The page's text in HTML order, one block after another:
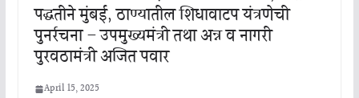
पद्धतीने मुंबई, ठाण्यातील शिधावाटप यंत्रणेची
पुनर्रचना – उपमुख्यमंत्री तथा अन्न व नागरी
पुरवठामंत्री अजित पवार
April 15, 2025